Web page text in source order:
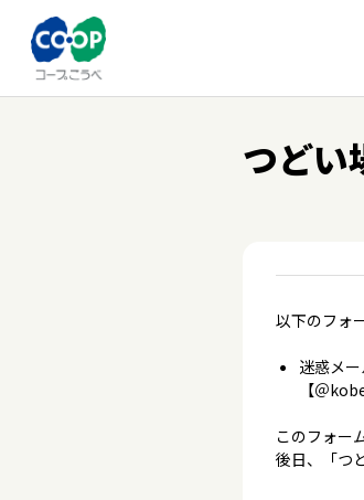
つどい
以下のフォ
迷惑メ
【＠
このフォー
後日、「つ